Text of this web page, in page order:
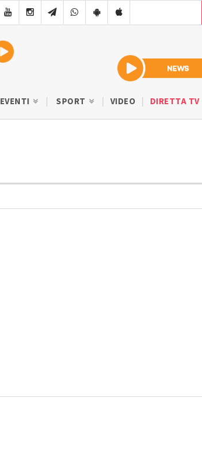
EVENTI SPORT VIDEO DIRETTA TV